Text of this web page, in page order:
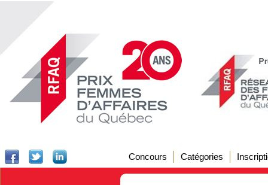
Concours Catégories